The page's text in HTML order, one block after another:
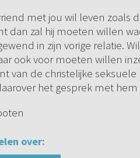
met jou wil leven
dan zal hij moeten willen
in zijn vorige relatie.
ook voor moeten willen
van de christelijke
het gesprek met
over: